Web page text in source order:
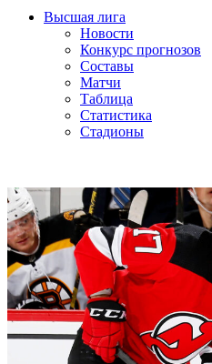
Высшая лига
Новости
Конкурс прогнозов
Составы
Матчи
Таблица
Статистика
Стадионы